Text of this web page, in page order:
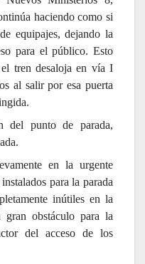
haciendo como si
equipajes, dejando la
para el público. Esto
tren desaloja en vía I
al salir por esa puerta
del punto de parada,
en la urgente
para la parada
inútiles en la
obstáculo para la
del acceso de los